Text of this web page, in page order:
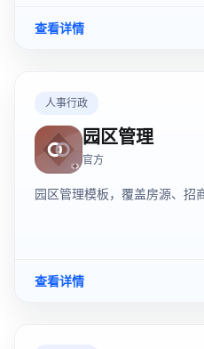
查看详情
人事行政
园区管理
官方
园区管理模板，覆盖房源、招
查看详情